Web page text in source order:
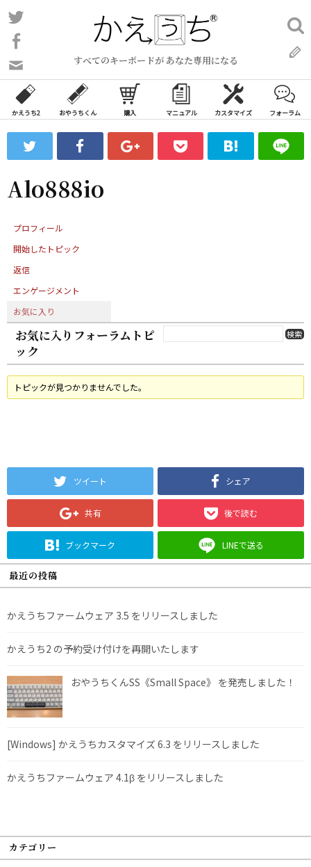
コ
ン
ン
ツ
ス
ッ
すべてのキーボードが あなた専用になる
い
合
わ
フ
ォ
ム
検
索:
かえうち2 おやうちくん 購入 マニュアル カスタマイズ フォーラム
Alo888io
プロフィール
開始したトピック
返信
エンゲージメント
お気に入り
お気に入りフォーラムトピ
ック
トピックが見つかりませんでした。
ツイート シェア
共有 後で読む
ブックマーク LINEで送る
最近の投稿
かえうちファームウェア 3.5 をリリースしました
かえうち2 の予約受け付けを再開いたします
おやうちくんSS《Small Space》 を発売しました！
[Windows] かえうちカスタマイズ 6.3 をリリースしました
かえうちファームウェア 4.1β をリリースしました
カテゴリー